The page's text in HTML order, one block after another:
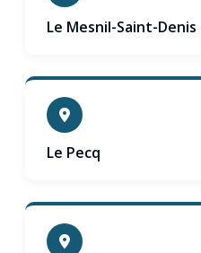
Le Mesnil-Saint-Denis
Le Pecq